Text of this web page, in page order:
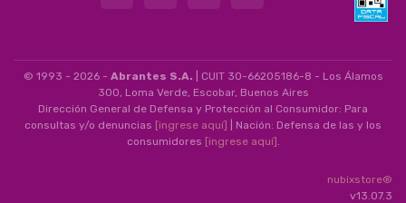
© 1993 - 2026 - Abrantes S.A. | CUIT 30-66205186-8 - Los Álamos
300, Loma Verde, Escobar, Buenos Aires
Dirección General de Defensa y Protección al Consumidor: Para
consultas y/o denuncias [ingrese aquí]
| Nación: Defensa de las y los
consumidores [ingrese aquí] .
nubixstore®
v13.07.3